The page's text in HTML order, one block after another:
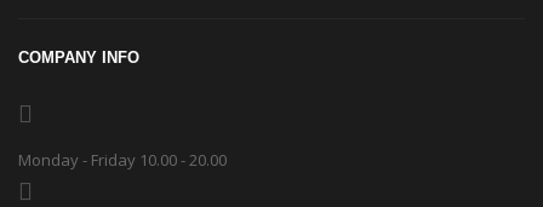
COMPANY INFO
Monday - Friday 10.00 - 20.00